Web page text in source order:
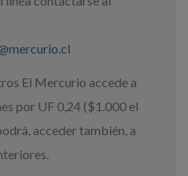
El Mercurio accede a
por UF 0,24 ($1.000 el
acceder también, a